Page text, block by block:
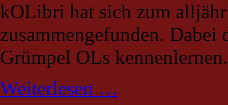
kOLibri hat sich zum
zusammengefunden.
Grümpel OLs kennenlernen.
Weiterlesen …